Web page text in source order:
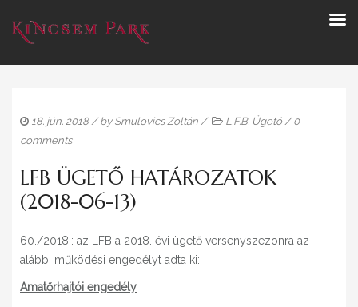
18. jún. 2018/ by Smulovics Zoltán / L.F.B. Ügető /0
comments
LFB ÜGETŐ HATÁROZATOK
(2018-06-13)
60./2018.: az LFB a 2018. évi ügető versenyszezonra az
alábbi működési engedélyt adta ki:
Amatőrhajtói engedély